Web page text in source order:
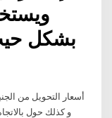
بشكل
أسعار التحويل من